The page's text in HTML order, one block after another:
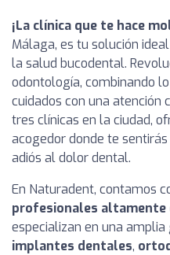
¡La clínica que te hace
Málaga, es tu solución
la salud bucodental.
odontología, combinando
cuidados con una atención
tres clínicas en la ciudad,
acogedor donde te
adiós al dolor dental.
En Naturadent, contamos
profesionales altamente
especializan en una
implantes dentales,